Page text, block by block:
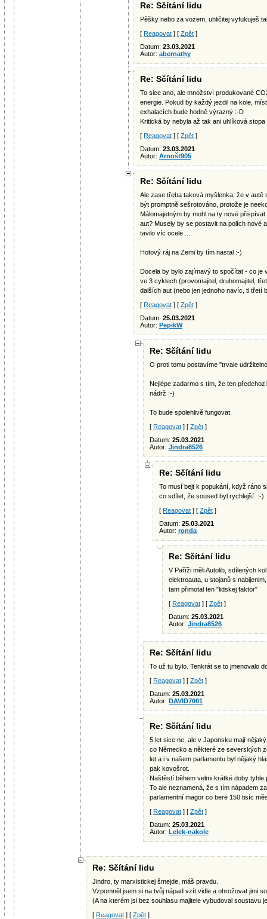
Re: Sčítání lidu
Pěšky nebo za vozem, uhličitej vyfukuješ
[ Reagovat ] [ Zpět ]
Datum: 23.03.2021
Autor: abernathy
Re: Sčítání lidu
To sice ano, ale množství produkované
energie. Pokud by každý jezdil na kole,
exhalacích bude hodně výrazný :-D
Kritická by nebyla až tak ani uhlíková
[ Reagovat ] [ Zpět ]
Datum: 23.03.2021
Autor: Arnošt905
Re: Sčítání lidu
Ale zase třeba taková myšlenka, že v
být promptně sešrotováno, protože je
Málomajetným by mohl na ty nové
aut? Musely by se postavit na polích nové
tavilo víc ocele ...
Hotový ráj na Zemi by tím nastal :-)
Docela by bylo zajímavý to spočítat - co
ve 3 cyklech (provomajitel, druhomajitel,
dalších aut (nebo jen jednoho navíc, ti třetí
[ Reagovat ] [ Zpět ]
Datum: 25.03.2021
Autor: PepikW
Re: Sčítání lidu
O proti tomu postavíme "trvale
Nejlépe zadarmo s tím, že ten
nádrž :-)
To bude spolehlivě fungovat.
[ Reagovat ] [ Zpět ]
Datum: 25.03.2021
Autor: Jindra8526
Re: Sčítání lidu
To musí bejt k popukání, když ráno
co sdílet, že soused byl rychlejší. :-)
[ Reagovat ] [ Zpět ]
Datum: 25.03.2021
Autor: ronda
Re: Sčítání lidu
V Paříži měli Autolib, sdílených
elektroauta, u stojanů s
tam přimotal ten "lidskej faktor"
[ Reagovat ] [ Zpět ]
Datum: 25.03.2021
Autor: Jindra8526
Re: Sčítání lidu
To už tu bylo. Tenkrát se to jmenovalo
[ Reagovat ] [ Zpět ]
Datum: 25.03.2021
Autor: DAVID7001
Re: Sčítání lidu
5 let sice ne, ale v Japonsku mají
co Německo a některé ze severských
let a i v našem parlamentu byl nějaký
pak kovošrot.
Naštěstí během velmi krátké doby
To ale neznamená, že s tím nápadem
parlamentní magor co bere 150 tisíc
[ Reagovat ] [ Zpět ]
Datum: 25.03.2021
Autor: Lelek-nakole
Re: Sčítání lidu
Jindro, ty marxistickej šmejde, máš pravdu.
Vzpomněl jsem si na tvůj nápad vzít vidle a ohrožovat jimi
(A na kterém jsi bez souhlasu majitele vybudoval soustavu
[ Reagovat ] [ Zpět ]